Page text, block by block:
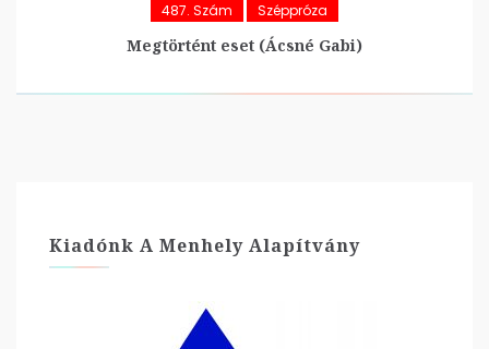
487. Szám Széppróza
Megtörtént eset (Ácsné Gabi)
Kiadónk A Menhely Alapítvány